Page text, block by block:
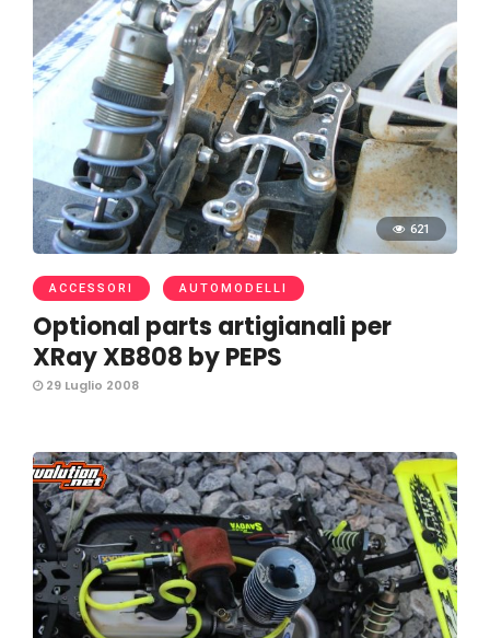
621
ACCESSORI AUTOMODELLI
Optional parts artigianali per
XRay XB808 by PEPS
29 Luglio 2008